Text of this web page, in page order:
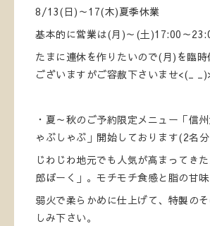
8/13(日)～17(木)夏季休業
基本的に営業は(月)～(土)17:00～
たまに連休を作りたいので(月)を臨時
ございますがご容赦下さいませ<(_
・夏～秋のご予約限定メニュー「信
ゃぶしゃぶ」開始しております(2名
じわじわ地元でも人気が高まってき
郎ぽーく」。モチモチ食感と脂の甘味
弱火で柔らかめに仕上げて、特製の
しみ下さい。